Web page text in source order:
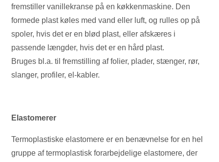
fremstiller vanillekranse på en køkkenmaskine. Den
formede plast køles med vand eller luft, og rulles op på
spoler, hvis det er en blød plast, eller afskæres i
passende længder, hvis det er en hård plast.
Bruges bl.a. til fremstilling af folier, plader, stænger, rør,
slanger, profiler, el-kabler.
Elastomerer
Termoplastiske elastomere er en benævnelse for en hel
gruppe af termoplastisk forarbejdelige elastomere, der